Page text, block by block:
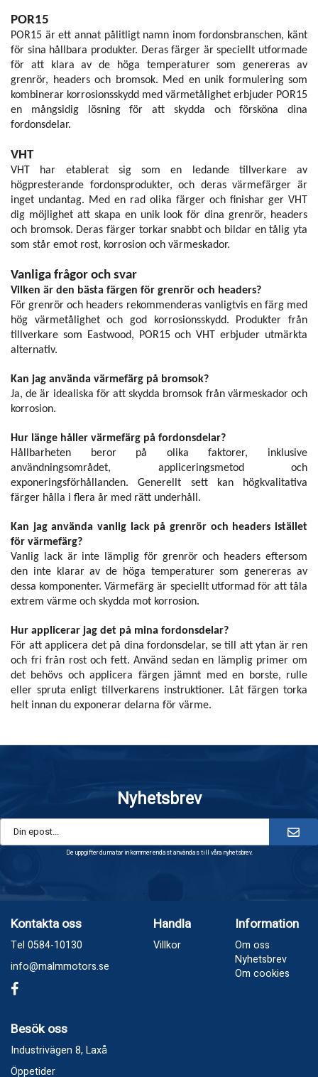
POR15
POR15 är ett annat pålitligt namn inom fordonsbranschen, känt
för sina hållbara produkter. Deras färger är speciellt utformade
för att klara av de höga temperaturer som genereras av
grenrör, headers och bromsok. Med en unik formulering som
kombinerar korrosionsskydd med värmetålighet erbjuder POR15
en mångsidig lösning för att skydda och försköna dina
fordonsdelar.
VHT
VHT har etablerat sig som en ledande tillverkare av
högpresterande fordonsprodukter, och deras värmefärger är
inget undantag. Med en rad olika färger och finishar ger VHT
dig möjlighet att skapa en unik look för dina grenrör, headers
och bromsok. Deras färger torkar snabbt och bildar en tålig yta
som står emot rost, korrosion och värmeskador.
Vanliga frågor och svar
Vilken är den bästa färgen för grenrör och headers?
För grenrör och headers rekommenderas vanligtvis en färg med
hög värmetålighet och god korrosionsskydd. Produkter från
tillverkare som Eastwood, POR15 och VHT erbjuder utmärkta
alternativ.
Kan jag använda värmefärg på bromsok?
Ja, de är idealiska för att skydda bromsok från värmeskador och
korrosion.
Hur länge håller värmefärg på fordonsdelar?
Hållbarheten beror på olika faktorer, inklusive
användningsområdet, appliceringsmetod och
exponeringsförhållanden. Generellt sett kan högkvalitativa
färger hålla i flera år med rätt underhåll.
Kan jag använda vanlig lack på grenrör och headers istället
för värmefärg?
Vanlig lack är inte lämplig för grenrör och headers eftersom
den inte klarar av de höga temperaturer som genereras av
dessa komponenter. Värmefärg är speciellt utformad för att tåla
extrem värme och skydda mot korrosion.
Hur applicerar jag det på mina fordonsdelar?
För att applicera det på dina fordonsdelar, se till att ytan är ren
och fri från rost och fett. Använd sedan en lämplig primer om
det behövs och applicera färgen jämnt med en borste, rulle
eller spruta enligt tillverkarens instruktioner. Låt färgen torka
helt innan du exponerar delarna för värme.
Nyhetsbrev
De uppgifter du matar in kommer endast användas till våra nyhetsbrev.
Kontakta oss
Tel 0584-10130
info@malmmotors.se
Handla
Villkor
Information
Om oss
Nyhetsbrev
Om cookies
Besök oss
Industrivägen 8, Laxå
Öppetider